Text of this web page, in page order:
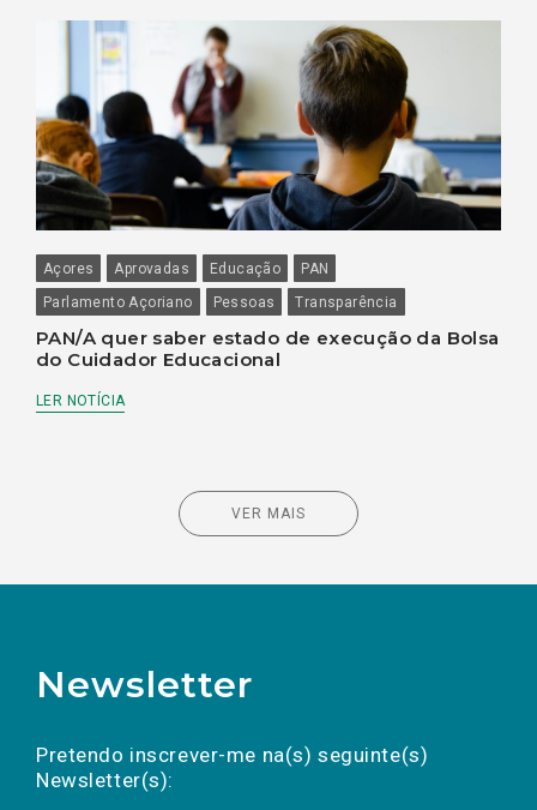
Açores Aprovadas Educação
PAN
Parlamento Açoriano
Pessoas Transparência
PAN/A quer saber estado de execução da Bolsa
do Cuidador Educacional
LER NOTÍCIA
VER MAIS
Newsletter
Pretendo inscrever-me na(s) seguinte(s)
Newsletter(s):
a(s) newsletter(s).
mail